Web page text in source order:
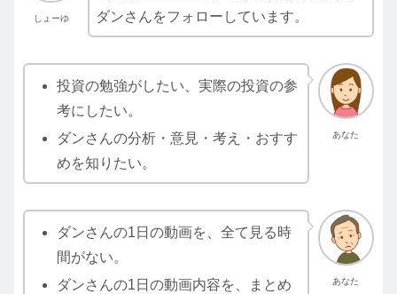
しょーゆ
ダンさんをフォローしています。
あなた
投資の勉強がしたい、実際の投資の参
考にしたい。
ダンさんの分析・意見・考え・おすす
めを知りたい。
あなた
ダンさんの1日の動画を、全て見る時
間がない。
ダンさんの1日の動画内容を、まとめ